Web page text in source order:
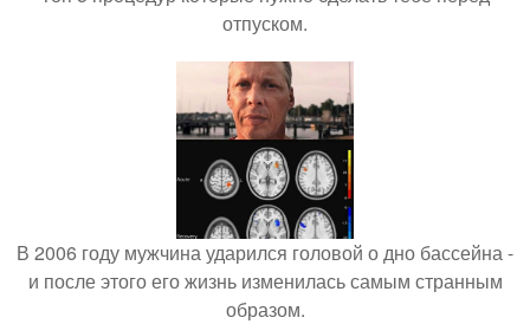
отпуском.
В 2006 году мужчина ударился головой о дно бассейна -
и после этого его жизнь изменилась самым странным
образом.